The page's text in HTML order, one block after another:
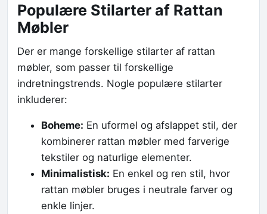
Populære Stilarter af Rattan
Møbler
Der er mange forskellige stilarter af rattan
møbler, som passer til forskellige
indretningstrends. Nogle populære stilarter
inkluderer:
Boheme: En uformel og afslappet stil, der
kombinerer rattan møbler med farverige
tekstiler og naturlige elementer.
Minimalistisk: En enkel og ren stil, hvor
rattan møbler bruges i neutrale farver og
enkle linjer.